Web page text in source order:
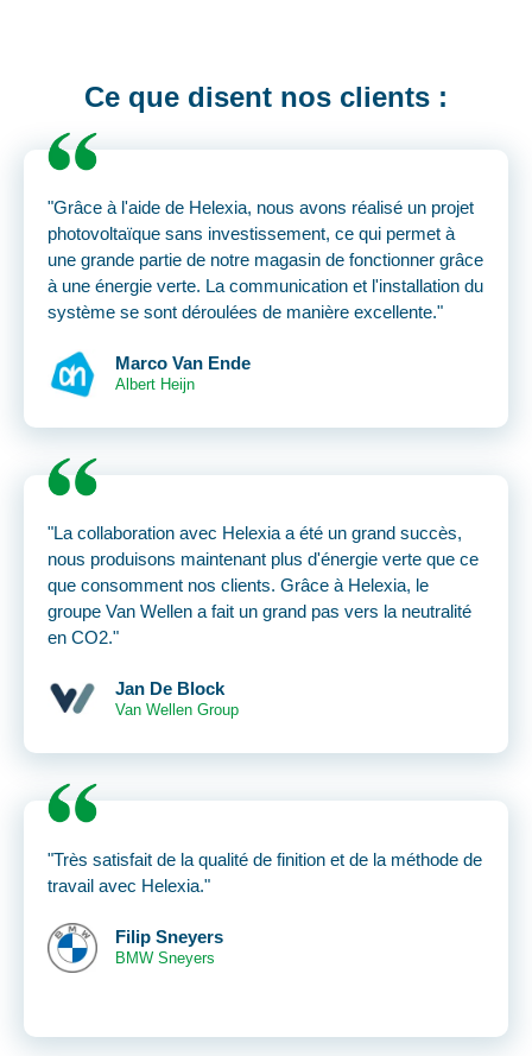
Ce que disent nos clients :
"Grâce à l'aide de Helexia, nous avons réalisé un projet
photovoltaïque sans investissement, ce qui permet à
une grande partie de notre magasin de fonctionner grâce
à une énergie verte. La communication et l'installation du
système se sont déroulées de manière excellente."
Marco Van Ende
Albert Heijn
"La collaboration avec Helexia a été un grand succès,
nous produisons maintenant plus d'énergie verte que ce
que consomment nos clients. Grâce à Helexia, le
groupe Van Wellen a fait un grand pas vers la neutralité
en CO2."
Jan De Block
Van Wellen Group
"Très satisfait de la qualité de finition et de la méthode de
travail avec Helexia."
Filip Sneyers
BMW Sneyers